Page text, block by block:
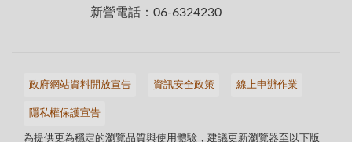
新營電話：06-6324230
政府網站資料開放宣告 資訊安全政策 線上申辦作業
隱私權保護宣告
為提供更為穩定的瀏覽品質與使用體驗，建議更新瀏覽器至以下版